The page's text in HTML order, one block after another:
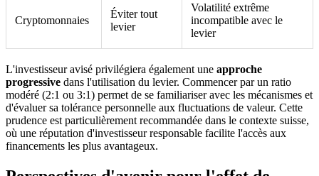
Cryptomonnaies
Éviter tout
levier
Volatilité extrême
incompatible avec le
levier
L'investisseur avisé privilégiera également une approche
progressive dans l'utilisation du levier. Commencer par un ratio
modéré (2:1 ou 3:1) permet de se familiariser avec les mécanismes et
d'évaluer sa tolérance personnelle aux fluctuations de valeur. Cette
prudence est particulièrement recommandée dans le contexte suisse,
où une réputation d'investisseur responsable facilite l'accès aux
financements les plus avantageux.